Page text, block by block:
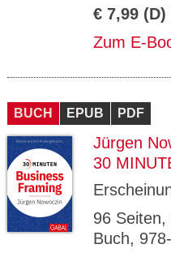
€ 7,99 (D)
Zum E-
BUCH EPUB PDF
Jürgen
30
96
Buch,